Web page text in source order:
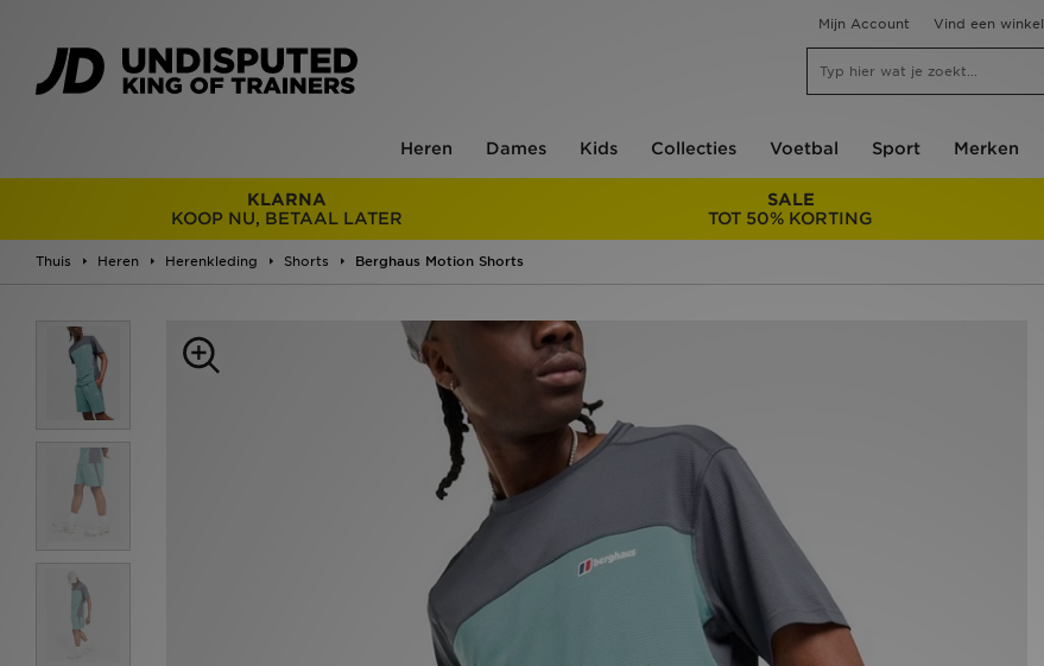
Mijn Account Vind een winkel
Heren Dames Kids Collecties Voetbal Sport Merken
KLARNA
KOOP NU, BETAAL LATER
SALE
TOT 50% KORTING
Thuis Heren Herenkleding Shorts Berghaus Motion Shorts